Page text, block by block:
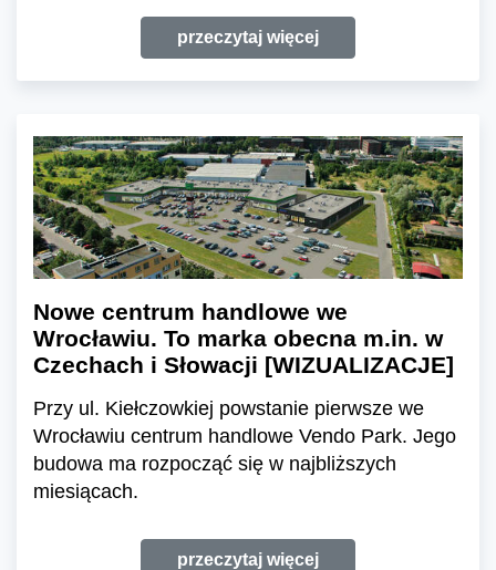
przeczytaj więcej
Nowe centrum handlowe we
Wrocławiu. To marka obecna m.in. w
Czechach i Słowacji [WIZUALIZACJE]
Przy ul. Kiełczowkiej powstanie pierwsze we
Wrocławiu centrum handlowe Vendo Park. Jego
budowa ma rozpocząć się w najbliższych
miesiącach.
przeczytaj więcej